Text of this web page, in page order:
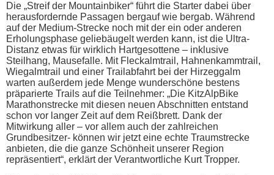
Die „Streif der Mountainbiker“ führt die Starter dabei über
herausfordernde Passagen bergauf wie bergab. Während
auf der Medium-Strecke noch mit der ein oder anderen
Erholungsphase geliebäugelt werden kann, ist die Ultra-
Distanz etwas für wirklich Hartgesottene – inklusive
Steilhang, Mausefalle. Mit Fleckalmtrail, Hahnenkammtrail,
Wiegalmtrail und einer Trailabfahrt bei der Hirzeggalm
warten außerdem jede Menge wunderschöne bestens
präparierte Trails auf die Teilnehmer: „Die KitzAlpBike
Marathonstrecke mit diesen neuen Abschnitten entstand
schon vor langer Zeit auf dem Reißbrett. Dank der
Mitwirkung aller – vor allem auch der zahlreichen
Grundbesitzer- können wir jetzt eine echte Traumstrecke
anbieten, die die ganze Schönheit unserer Region
repräsentiert“, erklärt der Verantwortliche Kurt Tropper.